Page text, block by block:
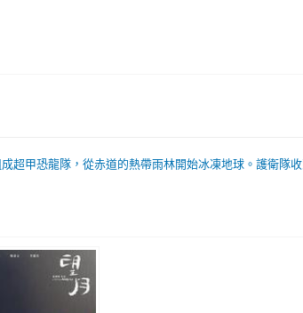
超甲恐龍隊，從赤道的熱帶雨林開始冰凍地球。護衛隊